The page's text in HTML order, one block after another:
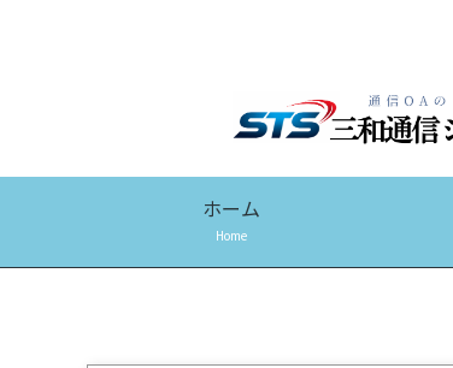
ホーム
Home